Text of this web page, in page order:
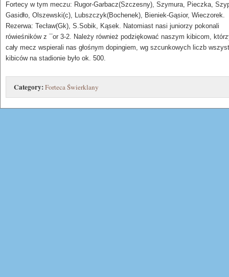
Fortecy w tym meczu: Rugor-Garbacz(Szczesny), Szymura, Pieczka,
Gasidło, Olszewski(c), Lubszczyk(Bochenek), Bieniek-Gąsior, Wieczorek.
Rezerwa: Tecław(Gk), S.Sobik, Kąsek. Natomiast nasi juniorzy pokonali
rówieśników z ¯or 3-2. Należy również podziękować naszym kibicom,
cały mecz wspierali nas głośnym dopingiem, wg szcunkowych liczb
kibiców na stadionie było ok. 500.
Category:Forteca Świerklany